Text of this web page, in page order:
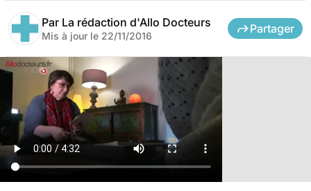
Par La rédaction d'Allo Docteurs
Mis à jour le 22/11/2016
Partager